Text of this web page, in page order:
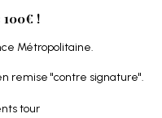
100€ !
Métropolitaine.
remise "contre signature".